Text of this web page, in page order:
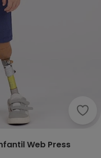
Web Press